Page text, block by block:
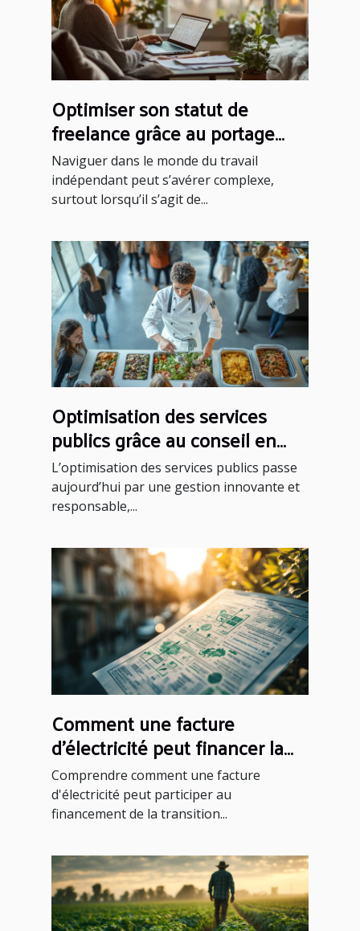
Optimiser son statut de
freelance grâce au portage
salarial
Naviguer dans le monde du travail
indépendant peut s’avérer complexe,
surtout lorsqu’il s’agit de...
Optimisation des services
publics grâce au conseil en
restauration collective
L’optimisation des services publics passe
aujourd’hui par une gestion innovante et
responsable,...
Comment une facture
d'électricité peut financer la
transition énergétique ?
Comprendre comment une facture
d'électricité peut participer au
financement de la transition...